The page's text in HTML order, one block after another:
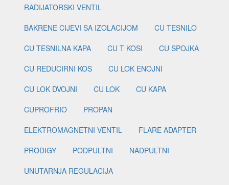
RADIJATORSKI VENTIL
BAKRENE CIJEVI SA IZOLACIJOM
CU TESNILO
CU TESNILNA KAPA
CU T KOSI
CU SPOJKA
CU REDUCIRNI KOS
CU LOK ENOJNI
CU LOK DVOJNI
CU LOK
CU KAPA
CUPROFRIO
PROPAN
ELEKTROMAGNETNI VENTIL
FLARE ADAPTER
PRODIGY
PODPULTNI
NADPULTNI
UNUTARNJA REGULACIJA